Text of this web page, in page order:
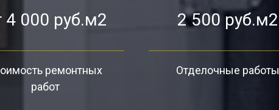
4 000 руб.м2
ремонтных
работ
2 500 руб.м2
Отделочные работы